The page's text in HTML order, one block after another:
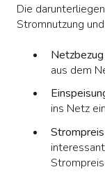
Die
Stromnutzung
Netzbezug
aus dem
ins Netz
Strompreis